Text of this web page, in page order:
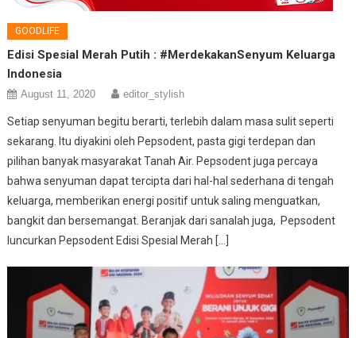
GOODLIFE
Edisi Spesial Merah Putih : #MerdekakanSenyum Keluarga
Indonesia
August 11, 2020 editor_stylish
Setiap senyuman begitu berarti, terlebih dalam masa sulit seperti
sekarang. Itu diyakini oleh Pepsodent, pasta gigi terdepan dan
pilihan banyak masyarakat Tanah Air. Pepsodent juga percaya
bahwa senyuman dapat tercipta dari hal-hal sederhana di tengah
keluarga, memberikan energi positif untuk saling menguatkan,
bangkit dan bersemangat. Beranjak dari sanalah juga, Pepsodent
luncurkan Pepsodent Edisi Spesial Merah […]